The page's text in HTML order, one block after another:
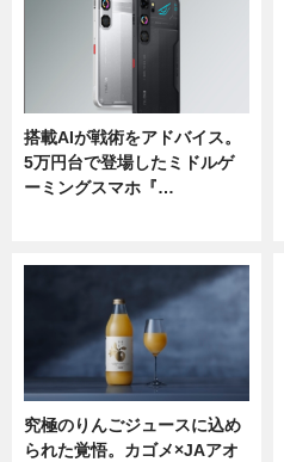
搭載AIが戦術をアドバイス。
5万円台で登場したミドルゲ
ーミングスマホ『…
究極のりんごジュースに込め
られた覚悟。カゴメ×JAアオ